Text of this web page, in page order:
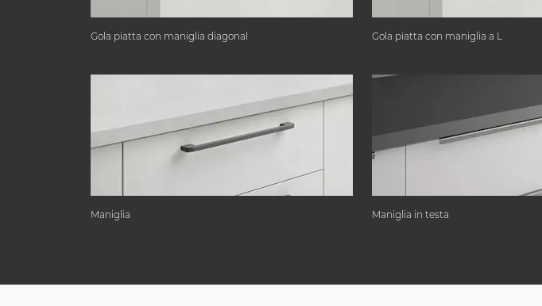
Gola piatta con maniglia diagonal Gola piatta con maniglia a L
Maniglia Maniglia in testa